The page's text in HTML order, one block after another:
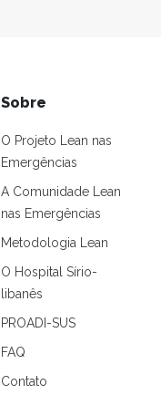
Sobre
O Projeto Lean nas
Emergências
A Comunidade Lean
nas Emergências
Metodologia Lean
O Hospital Sírio-
libanês
PROADI-SUS
FAQ
Contato